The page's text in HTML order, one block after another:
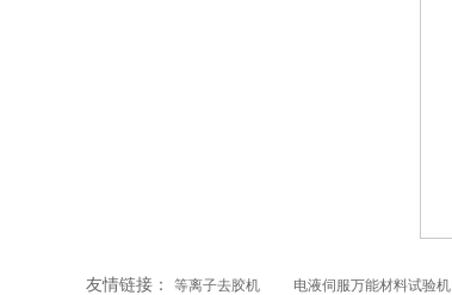
友情链接： 等离子去胶机 电液伺服万能材料试验机